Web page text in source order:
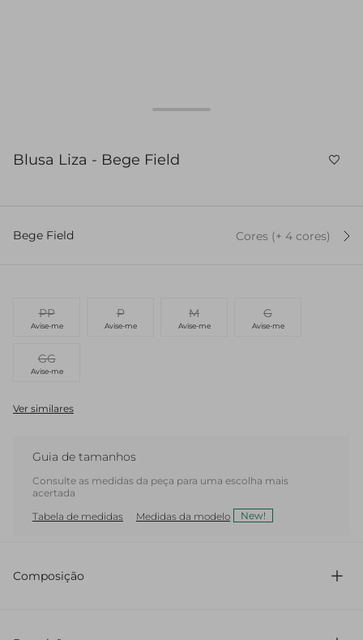
Blusa Liza - Bege Field
Bege Field Cores (+ 4 cores)
PP
Avise-me
P
Avise-me
M
Avise-me
G
Avise-me
GG
Avise-me
Ver similares
Guia de tamanhos
Consulte as medidas da peça para uma escolha mais
acertada
Tabela de medidas
Medidas da modelo New!
Composição